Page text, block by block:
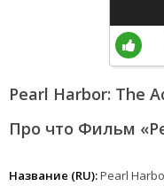
Pearl Harbor: The
Про что Фильм
Название (RU):Pearl